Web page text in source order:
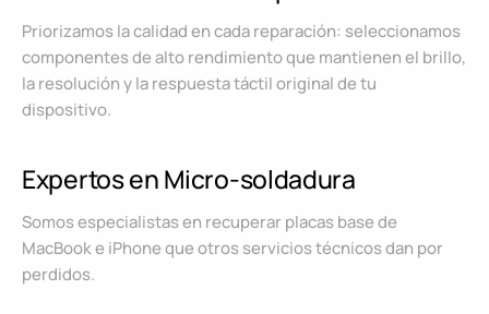
Priorizamos la calidad en cada reparación: seleccionamos
componentes de alto rendimiento que mantienen el brillo,
la resolución y la respuesta táctil original de tu
dispositivo.
Expertos en Micro-soldadura
Somos especialistas en recuperar placas base de
MacBook e iPhone que otros servicios técnicos dan por
perdidos.